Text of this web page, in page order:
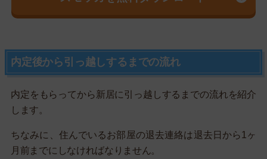
内定後から引っ越しするまでの流れ
内定をもらってから新居に引っ越しするまでの流れを紹介
します。
ちなみに、住んでいるお部屋の退去連絡は退去日から1ヶ
月前までにしなければなりません。